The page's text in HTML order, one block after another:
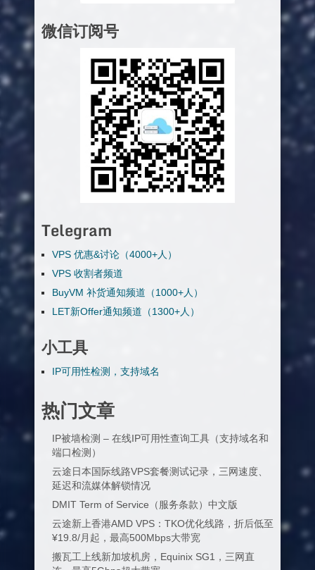
微信订阅号
Telegram
VPS 优惠&讨论（4000+人）
VPS 收割者频道
BuyVM 补货通知频道（1000+人）
LET新Offer通知频道（1300+人）
小工具
IP可用性检测，支持域名
热门文章
IP被墙检测 – 在线IP可用性查询工具（支持域名和
端口检测）
云途日本国际线路VPS套餐测试记录，三网速度、
延迟和流媒体解锁情况
DMIT Term of Service（服务条款）中文版
云途新上香港AMD VPS：TKO优化线路，折后低至
¥19.8/月起，最高500Mbps大带宽
搬瓦工上线新加坡机房，Equinix SG1，三网直